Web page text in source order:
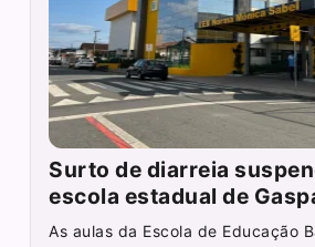
Surto de diarreia
escola estadual de
As aulas da Escola de Educação